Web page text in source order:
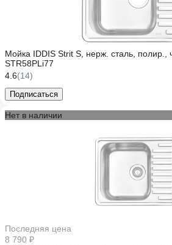
Мойка IDDIS Strit S, нерж. сталь, полир.,
STR58PLi77
4.6(14)
Подписаться
Нет в наличии
Последняя цена
8 790 ₽